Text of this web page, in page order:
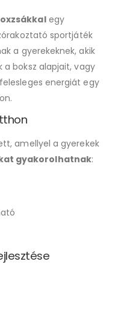
egy
sportjáték
a gyerekeknek, akik
a boksz alapjait, vagy
energiát egy
amellyel a gyerekek
gyakorolhatnak: